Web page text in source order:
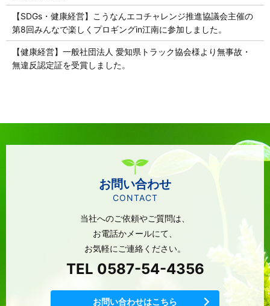
【SDGs・健康経営】こうなんエコチャレンジ推進協議会主催の
第8回みんなで楽しくプロギングin江南に参加しました。
【健康経営】一般社団法人 愛知県トラック協会様より無事故・
無違反認定証を受賞しました。
お問い合わせ
CONTACT
当社へのご依頼やご質問は、
お電話かメールにて、
お気軽にご連絡ください。
TEL 0587-54-4356
お問い合わせはこちら